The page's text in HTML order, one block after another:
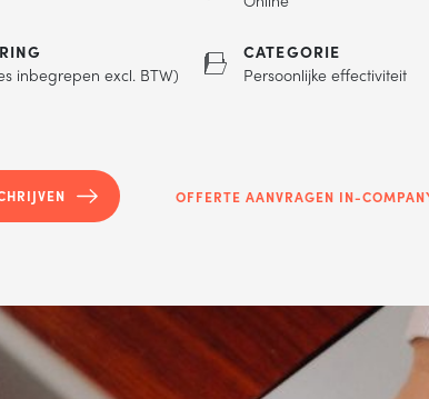
inbegrepen excl. BTW)
CATEGORIE
Persoonlijke effectiviteit
OFFERTE AANVRAGEN IN-